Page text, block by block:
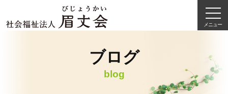
メニュー
ブログ
blog